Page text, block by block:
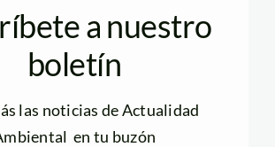
a nuestro
boletín
las noticias de Actualidad
en tu buzón